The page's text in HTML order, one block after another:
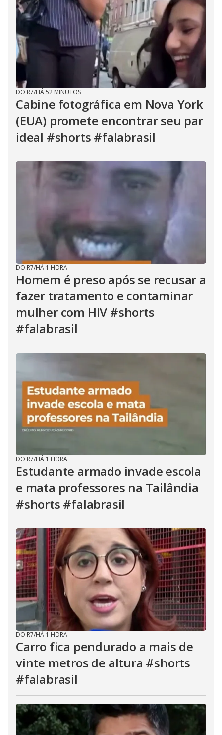
DO R7/HÁ 52 MINUTOS
Cabine fotográfica em Nova York
(EUA) promete encontrar seu par
ideal #shorts #falabrasil
DO R7/HÁ 1 HORA
Homem é preso após se recusar a
fazer tratamento e contaminar
mulher com HIV #shorts
#falabrasil
DO R7/HÁ 1 HORA
Estudante armado invade escola
e mata professores na Tailândia
#shorts #falabrasil
DO R7/HÁ 1 HORA
Carro fica pendurado a mais de
vinte metros de altura #shorts
#falabrasil